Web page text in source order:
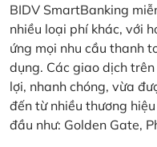
BIDV SmartBanking
nhiều loại phí khác, với
ứng mọi nhu cầu thanh
dụng. Các giao dịch
lợi, nhanh chóng, vừa
đến từ nhiều thương
đầu như: Golden Gate,